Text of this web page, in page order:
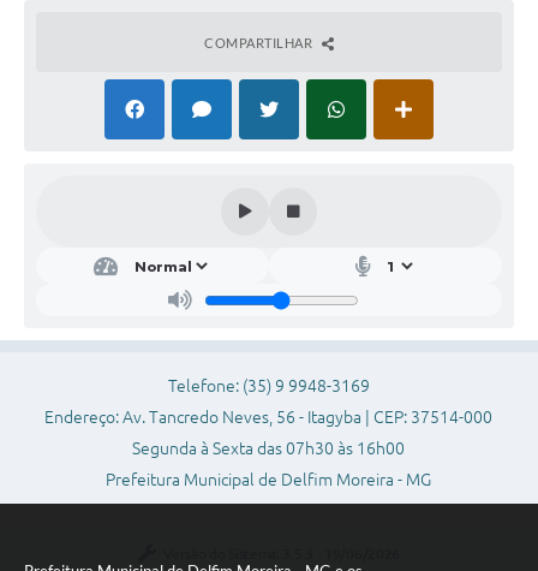
COMPARTILHAR
Telefone: (35) 9 9948-3169
Endereço: Av. Tancredo Neves, 56 - Itagyba | CEP: 37514-000
Segunda à Sexta das 07h30 às 16h00
Prefeitura Municipal de Delfim Moreira - MG